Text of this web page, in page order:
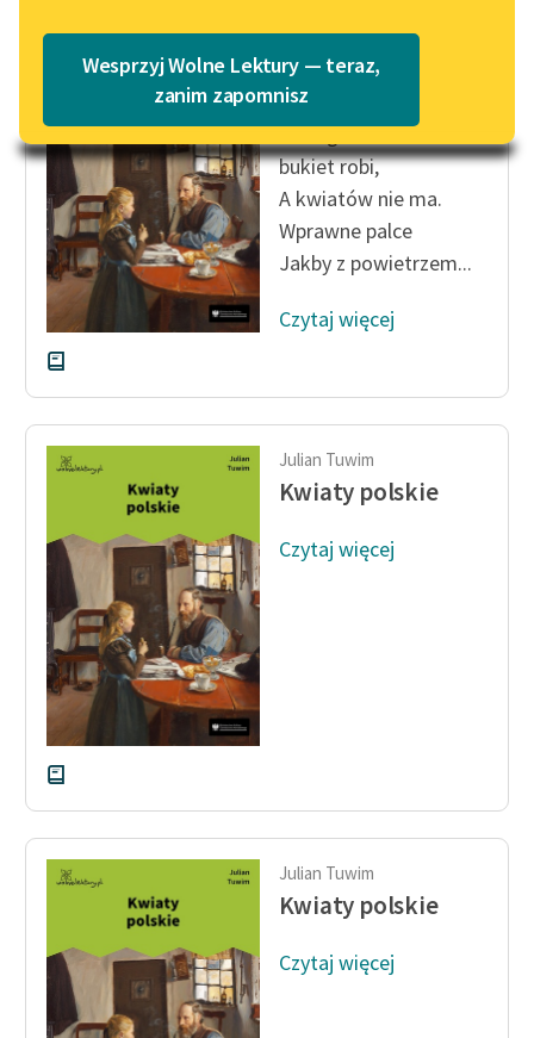
Lektury szkolne i klasyka
literatury do słuchania dla
uczennic i uczniów z
niepełnosprawnościami
E-kolekcja lektur
szkolnych i literatury do
słuchania dla uczennic i
uczniów z
niepełnosprawnościami
Feministyczne inspiracje.
skandynawskiej literatury
feministycznej
Ręce pełne poezji
Kolekcje edukacyjne
twórców przechodzących
do domeny publicznej,
lektur szkolnych oraz
Starego Testamentu
Odkurzamy bohaterów
Szkoła Poezji Wolnych
Lektur
Katalog w formacie PDF
O nas
O projekcie
Zespół
Wesprzyj Wolne Lektury — teraz,
zanim zapomnisz
Kwiaty polskie
W wagonie sen: że
bukiet robi,
A kwiatów nie ma.
Wprawne palce
Jakby z powietrzem...
Czytaj więcej
Julian Tuwim
Kwiaty polskie
Czytaj więcej
Julian Tuwim
Kwiaty polskie
Czytaj więcej